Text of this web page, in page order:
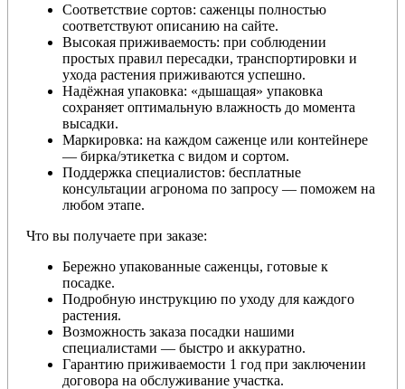
Соответствие сортов: саженцы полностью
соответствуют описанию на сайте.
Высокая приживаемость: при соблюдении
простых правил пересадки, транспортировки и
ухода растения приживаются успешно.
Надёжная упаковка: «дышащая» упаковка
сохраняет оптимальную влажность до момента
высадки.
Маркировка: на каждом саженце или контейнере
— бирка/этикетка с видом и сортом.
Поддержка специалистов: бесплатные
консультации агронома по запросу — поможем на
любом этапе.
Что вы получаете при заказе:
Бережно упакованные саженцы, готовые к
посадке.
Подробную инструкцию по уходу для каждого
растения.
Возможность заказа посадки нашими
специалистами — быстро и аккуратно.
Гарантию приживаемости 1 год при заключении
договора на обслуживание участка.